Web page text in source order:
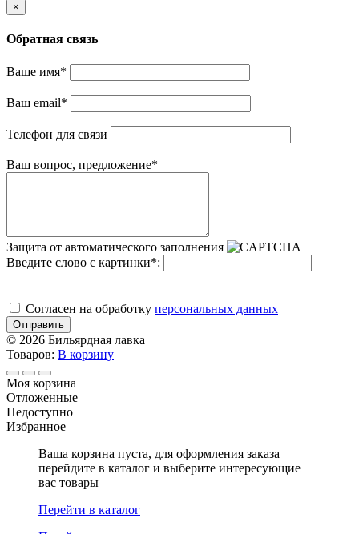
×
Обратная связь
Ваше имя*
Ваш email*
Телефон для связи
Ваш вопрос, предложение*
Защита от автоматического заполнения
Введите слово с картинки*:
Cогласен на обработку персональных данных
Отправить
© 2026 Бильярдная лавка
Товаров: В корзину
Моя корзина
Отложенные
Недоступно
Избранное
Ваша корзина пуста, для оформления заказа
перейдите в каталог и выберите интересующие
вас товары
Перейти в каталог